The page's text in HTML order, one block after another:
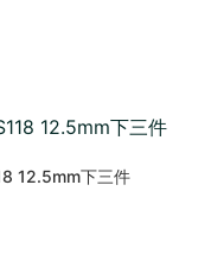
12.5mm下三件